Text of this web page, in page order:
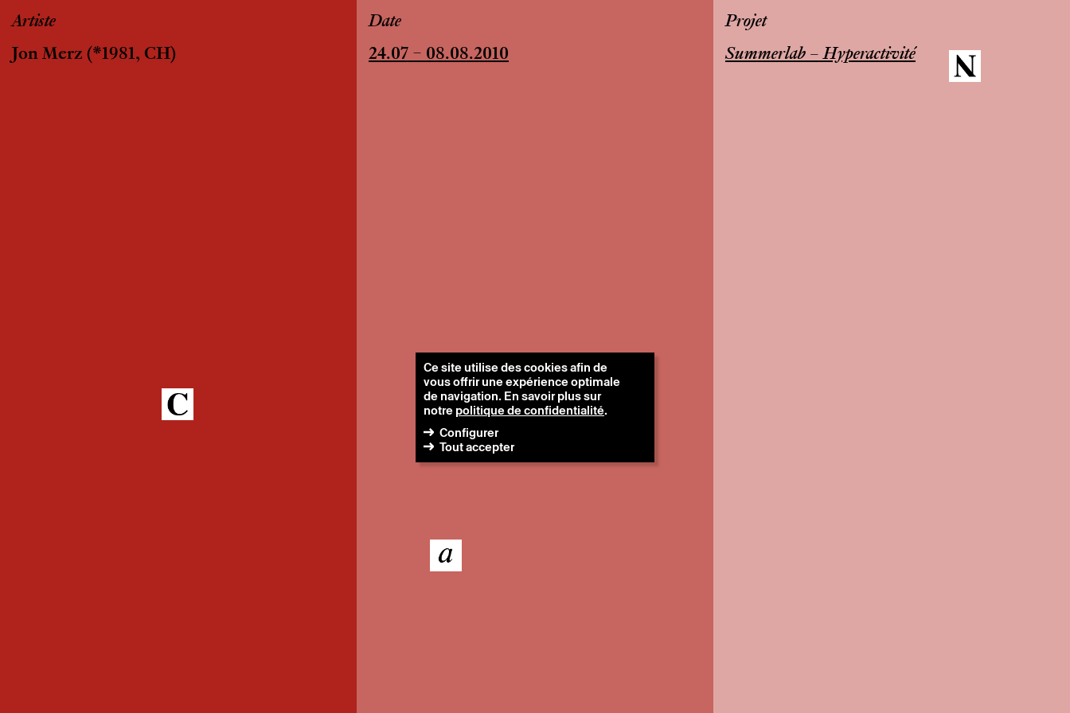
Artiste
Jon Merz (*1981, CH)
Date
24.07 – 08.08.2010
Projet
Summerlab – Hyperactivité
Ce site utilise des cookies afin de
vous offrir une expérience optimale
de navigation. En savoir plus sur
notrepolitique de confidentialité.
Configurer
Tout accepter